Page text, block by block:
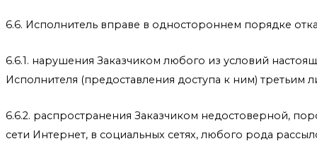
6.6. Исполнитель вправе в одностороннем порядке
6.6.1. нарушения Заказчиком любого из условий
Исполнителя (предоставления доступа к ним)
6.6.2. распространения Заказчиком недостоверной,
сети Интернет, в социальных сетях, любого рода